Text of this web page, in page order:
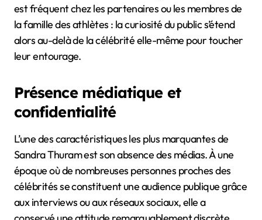
est fréquent chez les partenaires ou les membres de
la famille des athlètes : la curiosité du public s’étend
alors au-delà de la célébrité elle-même pour toucher
leur entourage.
Présence médiatique et
confidentialité
L’une des caractéristiques les plus marquantes de
Sandra Thuram est son absence des médias. À une
époque où de nombreuses personnes proches des
célébrités se constituent une audience publique grâce
aux interviews ou aux réseaux sociaux, elle a